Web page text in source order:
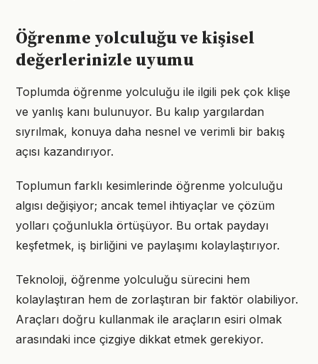
Öğrenme yolculuğu ve kişisel
değerlerinizle uyumu
Toplumda öğrenme yolculuğu ile ilgili pek çok klişe
ve yanlış kanı bulunuyor. Bu kalıp yargılardan
sıyrılmak, konuya daha nesnel ve verimli bir bakış
açısı kazandırıyor.
Toplumun farklı kesimlerinde öğrenme yolculuğu
algısı değişiyor; ancak temel ihtiyaçlar ve çözüm
yolları çoğunlukla örtüşüyor. Bu ortak paydayı
keşfetmek, iş birliğini ve paylaşımı kolaylaştırıyor.
Teknoloji, öğrenme yolculuğu sürecini hem
kolaylaştıran hem de zorlaştıran bir faktör olabiliyor.
Araçları doğru kullanmak ile araçların esiri olmak
arasındaki ince çizgiye dikkat etmek gerekiyor.